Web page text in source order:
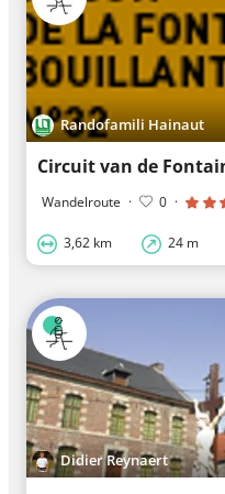
Randofamili Hainaut
Circuit van de
Wandelroute · 0 ·
3,62 km 24 m
Didier Reynaert